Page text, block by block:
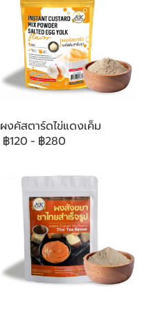
ผงคัสตาร์ดไข่แดงเค็ม
฿120 - ฿280